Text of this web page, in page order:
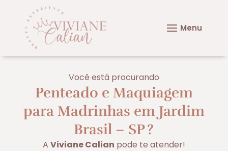
Você está procurando
Penteado e Maquiagem
para Madrinhas em Jardim
Brasil – SP?
A Viviane Calian pode te atender!